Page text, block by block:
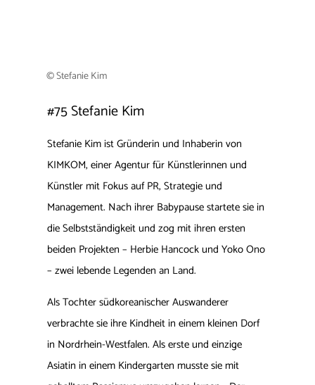
© Stefanie Kim
#75Stefanie Kim
Stefanie Kim ist Gründerin und Inhaberin von
KIMKOM, einer Agentur für Künstlerinnen und
Künstler mit Fokus auf PR, Strategie und
Management. Nach ihrer Babypause startete sie in
die Selbstständigkeit und zog mit ihren ersten
beiden Projekten – Herbie Hancock und Yoko Ono
– zwei lebende Legenden an Land.
Als Tochter südkoreanischer Auswanderer
verbrachte sie ihre Kindheit in einem kleinen Dorf
in Nordrhein-Westfalen. Als erste und einzige
Asiatin in einem Kindergarten musste sie mit